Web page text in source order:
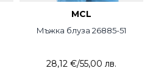
MCL
Мъжка блуза 26885-51
28,12 €/55,00 лв.